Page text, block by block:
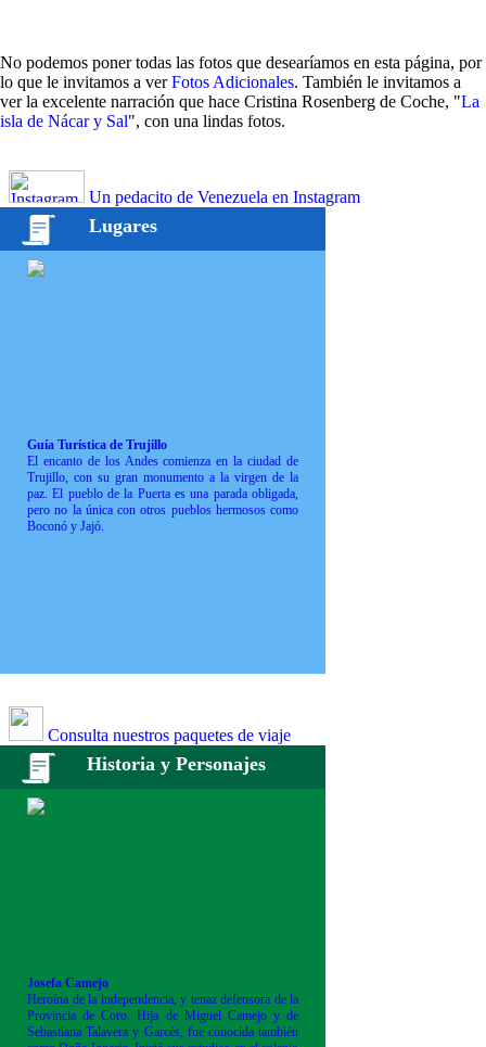
No podemos poner todas las fotos que desearíamos en esta página, por
lo que le invitamos a verFotos Adicionales. También le invitamos a
ver la excelente narración que hace Cristina Rosenberg de Coche, "La
isla de Nácar y Sal", con una lindas fotos.
Un pedacito de Venezuela en Instagram
Lugares
Guía Turística de Trujillo
El encanto de los Andes comienza en la ciudad de
Trujillo, con su gran monumento a la virgen de la
paz. El pueblo de la Puerta es una parada obligada,
pero no la única con otros pueblos hermosos como
Boconó y Jajó.
Consulta nuestros paquetes de viaje
Historia y Personajes
Josefa Camejo
Heroína de la independencia, y tenaz defensora de la
Provincia de Coro. Hija de Miguel Camejo y de
Sebastiana Talavera y Garcés, fue conocida también